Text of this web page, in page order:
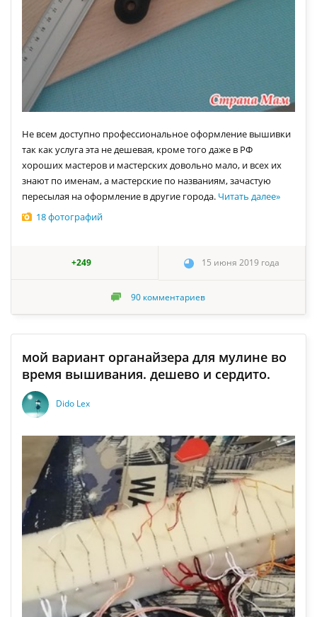
Не всем доступно профессиональное оформление вышивки
так как услуга эта не дешевая, кроме того даже в РФ
хороших мастеров и мастерских довольно мало, и всех их
знают по именам, а мастерские по названиям, зачастую
пересылая на оформление в другие города. Читать далее»
18 фотографий
+249 15 июня 2019 года
90 комментариев
мой вариант органайзера для мулине во
время вышивания. дешево и сердито.
Dido Lex